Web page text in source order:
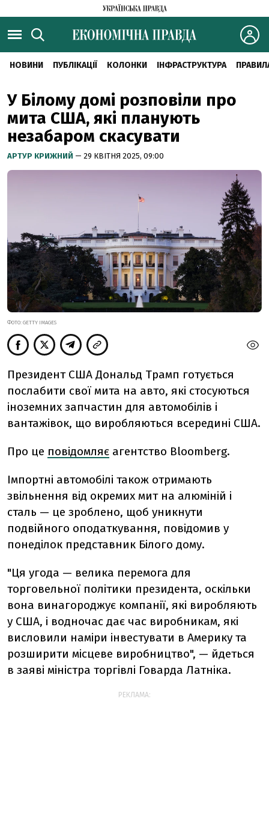
НОВИНИ ПУБЛІКАЦІЇ КОЛОНКИ ІНФРАСТРУКТУРА
У Білому домі розповіли про
мита США, які планують
незабаром скасувати
АРТУР КРИЖНИЙ — 29 КВІТНЯ 2025, 09:00
ФОТО: GETTY IMAGES
Президент США Дональд Трамп готується
послабити свої мита на авто, які стосуються
іноземних запчастин для автомобілів і
вантажівок, що виробляються всередині США.
Про це повідомляє агентство Bloomberg.
Імпортні автомобілі також отримають
звільнення від окремих мит на алюміній і
сталь — це зроблено, щоб уникнути
подвійного оподаткування, повідомив у
понеділок представник Білого дому.
"Ця угода — велика перемога для
торговельної політики президента, оскільки
вона винагороджує компанії, які виробляють
у США, і водночас дає час виробникам, які
висловили наміри інвестувати в Америку та
розширити місцеве виробництво", — йдеться
в заяві міністра торгівлі Говарда Латніка.
РЕКЛАМА: